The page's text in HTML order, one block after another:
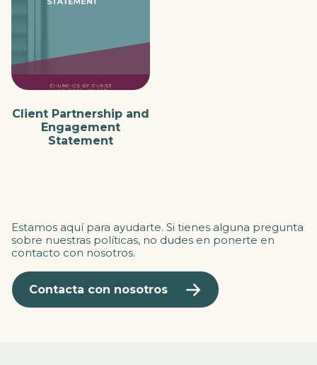
Client Partnership and
Engagement
Statement
Estamos aquí para ayudarte. Si tienes alguna pregunta
sobre nuestras políticas, no dudes en ponerte en
contacto con nosotros.
Contacta con nosotros